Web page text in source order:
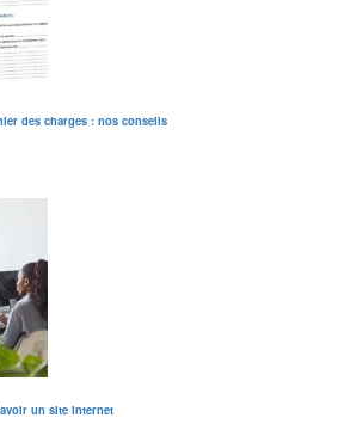
des charges : nos conseils
un site internet